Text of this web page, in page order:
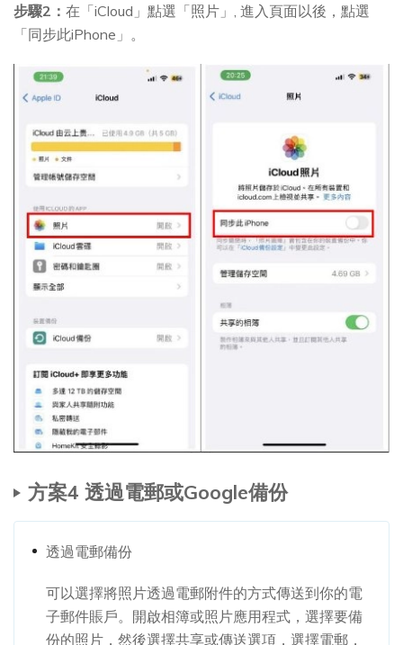
步驟2： 在「iCloud」點選「照片」, 進入頁面以後，點選
「同步此iPhone」。
方案4 透過電郵或Google備份
透過電郵備份
可以選擇將照片透過電郵附件的方式傳送到你的電
子郵件賬戶。開啟相簿或照片應用程式，選擇要備
份的照片，然後選擇共享或傳送選項，選擇電郵，